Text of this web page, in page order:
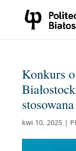
Konkurs
kwi 10, 2025|